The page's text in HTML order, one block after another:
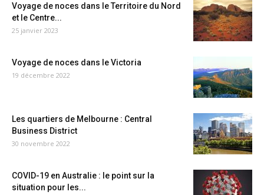
Voyage de noces dans le Territoire du Nord
et le Centre...
25 janvier 2023
Voyage de noces dans le Victoria
19 décembre 2022
Les quartiers de Melbourne : Central
Business District
30 novembre 2022
COVID-19 en Australie : le point sur la
situation pour les...